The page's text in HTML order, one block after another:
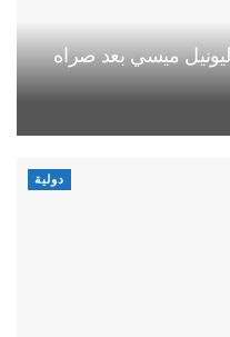
ليونيل ميسي بعد صراه
دولية